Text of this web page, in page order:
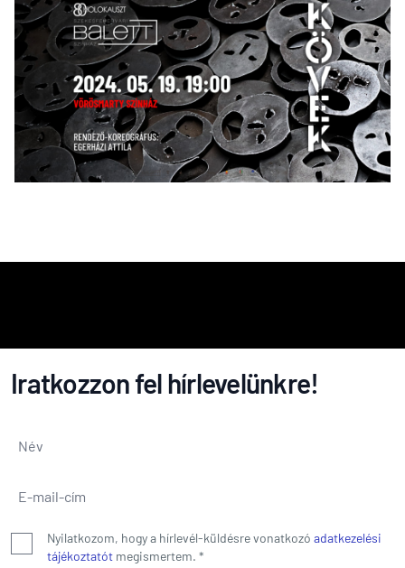
Iratkozzon fel hírlevelünkre!
Név
E-mail-cím
Nyilatkozom, hogy a hírlevél-küldésre vonatkozó adatkezelési
tájékoztatót megismertem. *